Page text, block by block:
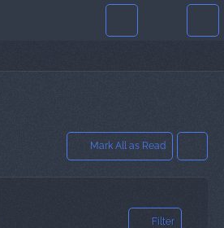
Mark All as Read
Filter